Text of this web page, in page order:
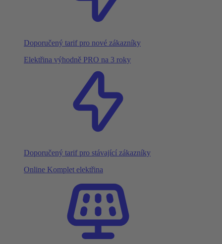
Doporučený tarif pro nové zákazníky
Elektřina výhodně PRO na 3 roky
Doporučený tarif pro stávající zákazníky
Online Komplet elektřina